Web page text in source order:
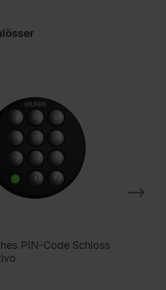
PIN-Code Schloss